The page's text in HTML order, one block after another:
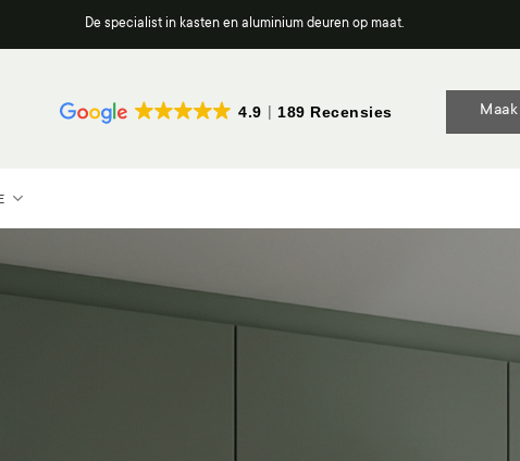
De specialist in kasten en aluminium deuren op maat.
4.9 189 Recensies